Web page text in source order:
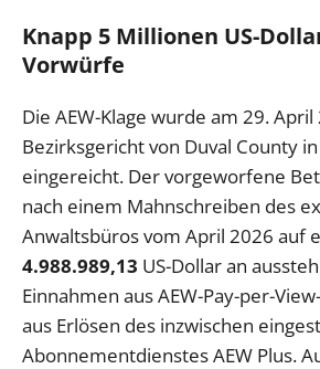
Knapp 5 Millionen US-
Vorwürfe
Die AEW-Klage wurde am 29.
Bezirksgericht von Duval County
eingereicht. Der vorgeworfene
nach einem Mahnschreiben des
Anwaltsbüros vom April 2026 auf
4.988.989,13 US-Dollar an
Einnahmen aus AEW-Pay-per-
aus Erlösen des inzwischen
Abonnementdienstes AEW Plus.